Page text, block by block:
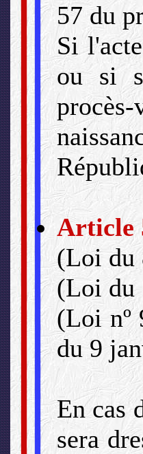
57 du
Si
ou si
Article
(Loi du
(Loi du
(Loi nº
du 9
En cas
sera